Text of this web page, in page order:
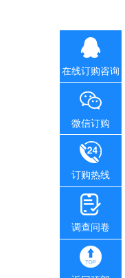
在线订购咨询
微信订购
订购热线
调查问卷